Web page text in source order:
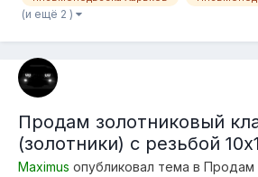
(и ещё 2 )
Продам золотниковый
(золотники) с резьбой 10х1
Maximus опубликовал тема в Продам